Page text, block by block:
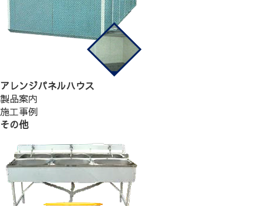
アレンジパネルハウス
製品案内
施工事例
その他